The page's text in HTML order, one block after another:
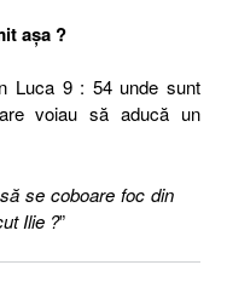
așa ?
Luca 9 : 54 unde sunt
voiau să aducă un
se coboare foc din
Ilie ?”